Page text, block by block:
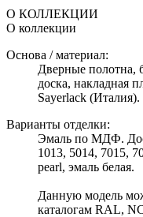
О КОЛЛЕКЦИИ
О коллекции
Основа / материал:
Дверные полотна,
доска, накладная
Sayerlack (Италия).
Варианты отделки:
Эмаль по МДФ.
1013, 5014, 7015,
pearl, эмаль белая.
Данную модель
каталогам RAL,